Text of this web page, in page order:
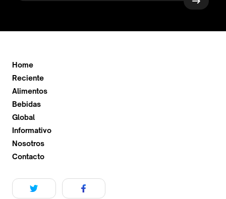
Home
Reciente
Alimentos
Bebidas
Global
Informativo
Nosotros
Contacto